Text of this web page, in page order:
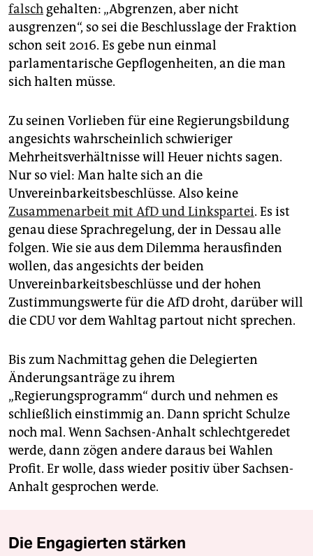
falsch gehalten: „Abgrenzen, aber nicht
ausgrenzen“, so sei die Beschlusslage der Fraktion
schon seit 2016. Es gebe nun einmal
parlamentarische Gepflogenheiten, an die man
sich halten müsse.
Zu seinen Vorlieben für eine Regierungsbildung
angesichts wahrscheinlich schwieriger
Mehrheitsverhältnisse will Heuer nichts sagen.
Nur so viel: Man halte sich an die
Unvereinbarkeitsbeschlüsse. Also keine
Zusammenarbeit mit AfD und Linkspartei. Es ist
genau diese Sprachregelung, der in Dessau alle
folgen. Wie sie aus dem Dilemma herausfinden
wollen, das angesichts der beiden
Unvereinbarkeitsbeschlüsse und der hohen
Zustimmungswerte für die AfD droht, darüber will
die CDU vor dem Wahltag partout nicht sprechen.
Bis zum Nachmittag gehen die Delegierten
Änderungsanträge zu ihrem
„Regierungsprogramm“ durch und nehmen es
schließlich einstimmig an. Dann spricht Schulze
noch mal. Wenn Sachsen-Anhalt schlechtgeredet
werde, dann zögen andere daraus bei Wahlen
Profit. Er wolle, dass wieder positiv über Sachsen-
Anhalt gesprochen werde.
Die Engagierten stärken